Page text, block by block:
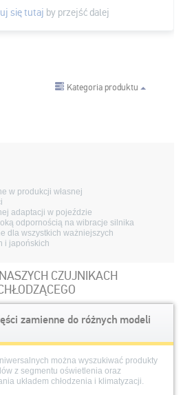
się tutaj by przejść dalej
Kategoria produktu
w produkcji własnej
adaptacji w pojeździe
odpornością na wibracje silnika
dla wszystkich ważniejszych
i japońskich
CZUJNIKACH
zamienne do różnych modeli
można wyszukiwać produkty
z segmentu oświetlenia oraz
układem chłodzenia i klimatyzacji.